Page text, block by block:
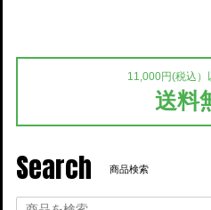
11,000円(税込）
送料
Search 商品検索